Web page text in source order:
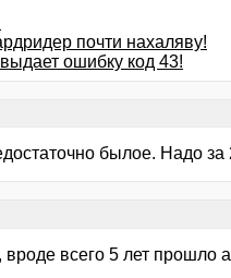
почти нахаляву!
ошибку код 43!
былое. Надо за
всего 5 лет прошло